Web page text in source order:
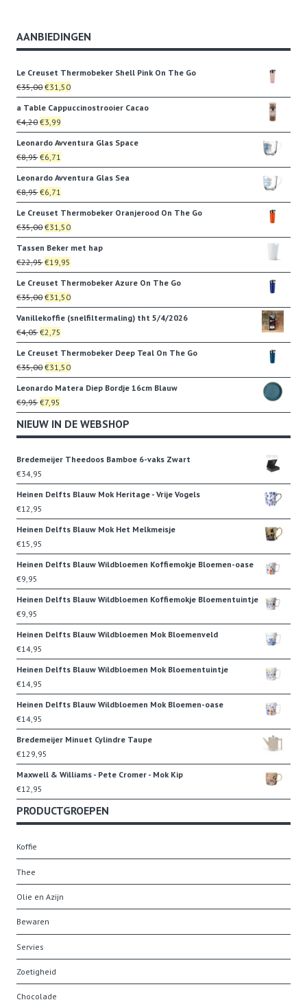
AANBIEDINGEN
Le Creuset Thermobeker Shell Pink On The Go
€35,00Oorspronkelijke
prijs
was:
€35,00.
€31,50Huidige
prijs
a Table Cappuccinostrooier Cacao
€4,20Oorspronkelijke
prijs
was:
€4,20.
€3,99
prijs
is:
€3,99.
Leonardo Avventura Glas Space
€8,95Oorspronkelijke
prijs
was:
€8,95.
€6,71
prijs
is:
€6,71.
Leonardo Avventura Glas Sea
€8,95Oorspronkelijke
prijs
was:
€8,95.
€6,71
prijs
is:
€6,71.
Le Creuset Thermobeker Oranjerood On The Go
€35,00Oorspronkelijke
prijs
was:
€35,00.
€31,50Huidige
prijs
is:
€31,50.
Tassen Beker met hap
€22,95Oorspronkelijke
prijs
was:
€22,95.
€19,95
prijs
is:
€19,95.
Le Creuset Thermobeker Azure On The Go
€35,00Oorspronkelijke
prijs
was:
€35,00.
€31,50Huidige
prijs
Vanillekoffie (snelfiltermaling) tht 5/4/2026
€4,05Oorspronkelijke
prijs
was:
€4,05.
€2,75
prijs
is:
€2,75.
Le Creuset Thermobeker Deep Teal On The Go
€35,00Oorspronkelijke
prijs
was:
€35,00.
€31,50Huidige
prijs
Leonardo Matera Diep Bordje 16cm Blauw
€9,95Oorspronkelijke
prijs
was:
€7,95
prijs
is:
NIEUW IN DE WEBSHOP
Bredemeijer Theedoos Bamboe 6-vaks Zwart
€34,95
Heinen Delfts Blauw Mok Heritage - Vrije Vogels
€12,95
Heinen Delfts Blauw Mok Het Melkmeisje
€15,95
Heinen Delfts Blauw Wildbloemen Koffiemokje Bloemen-oase
€9,95
Heinen Delfts Blauw Wildbloemen Koffiemokje Bloementuintje
€9,95
Heinen Delfts Blauw Wildbloemen Mok Bloemenveld
€14,95
Heinen Delfts Blauw Wildbloemen Mok Bloementuintje
€14,95
Heinen Delfts Blauw Wildbloemen Mok Bloemen-oase
€14,95
Bredemeijer Minuet Cylindre Taupe
€129,95
Maxwell & Williams - Pete Cromer - Mok Kip
€12,95
PRODUCTGROEPEN
Koffie
Thee
Olie en Azijn
Bewaren
Servies
Zoetigheid
Chocolade